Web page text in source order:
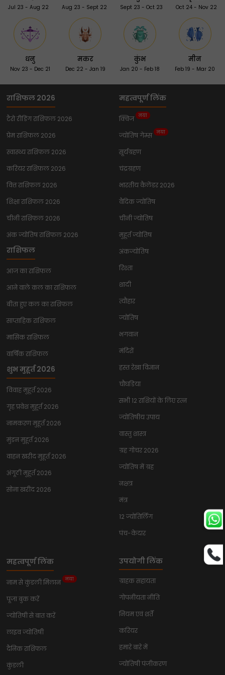
Jul 23 - Aug 22 Aug 23 - Sept 22 Sept 23 - Oct 23 Oct 24 - Nov 22
धनु
Nov 23 - Dec 21
मकर
Dec 22 - Jan 19
कुंभ
Jan 20 - Feb 18
मीन
Feb 19 - Mar 20
राशिफल 2026
टैरो रीडिंग राशिफल 2026
प्रेम राशिफल 2026
स्वास्थ्य राशिफल 2026
करियर राशिफल 2026
वित्त राशिफल 2026
शिक्षा राशिफल 2026
चीनी राशिफल 2026
अंक ज्योतिष राशिफल 2026
राशिफल
आज का राशिफल
आने वाले कल का राशिफल
बीता हुए कल का राशिफल
साप्ताहिक राशिफल
मासिक राशिफल
वार्षिक राशिफल
शुभ मुहूर्त 2026
विवाह मुहूर्त 2026
गृह प्रवेश मुहूर्त 2026
नामकरण मुहूर्त 2026
मुंडन मुहूर्त 2026
वाहन खरीद मुहूर्त 2026
अंगूठी मुहूर्त 2026
सोना खरीद 2026
महत्वपूर्ण लिंक
क्विज नया
ज्योतिष गेम्स नया
सूर्यग्रहण
चंद्रग्रहण
भारतीय कैलेंडर 2026
वैदिक ज्योतिष
चीनी ज्योतिष
मुहूर्त ज्योतिष
अंकज्योतिष
रिश्ता
शादी
त्यौहार
ज्योतिष
भगवान
मंदिरों
हस्त रेखा विज्ञान
चौघडिया
सभी 12 राशियों के लिए रत्न
ज्योतिषीय उपाय
वास्तु शास्त्र
ग्रह गोचर 2026
ज्योतिष में ग्रह
नक्षत्र
मंत्र
12 ज्योतिर्लिंग
पंच-केदार
महत्वपूर्ण लिंक
नाम से कुंडली मिलान नया
पूजा बुक करें
ज्योतिषी से बात करें
लाइव ज्योतिषी
दैनिक राशिफल
कुंडली
उपयोगी लिंक
ग्राहक सहायता
गोपनीयता नीति
नियम एवं शर्तें
करियर
हमारे बारे में
ज्योतिषी पंजीकरण